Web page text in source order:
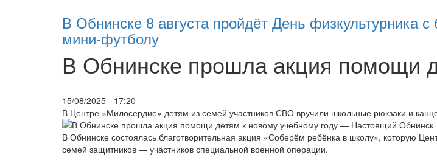
В Обнинске 8 августа пройдёт День физкультурника
мини-футболу
В Обнинске прошла акция помощи
15/08/2025 - 17:20
В Центре «Милосердие» детям из семей участников СВО вручили школьные рюкзаки и
В Обнинске состоялась благотворительная акция «Соберём ребёнка в школу», которую
семей защитников — участников специальной военной операции.